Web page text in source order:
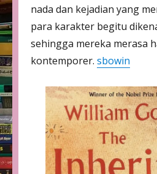
nada dan kejadian yang
para karakter begitu
sehingga mereka merasa
kontemporer. sbowin